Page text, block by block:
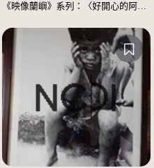
《映像蘭嶼》系列：〈好開心的阿嬤〉